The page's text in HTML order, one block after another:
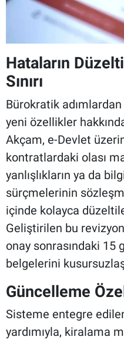
Hataların
Sınırı
Bürokratik
yeni özellikler
Akçam, e-Devlet
kontratlardaki olası
yanlışlıkların ya da
sürçmelerinin
içinde kolayca
Geliştirilen bu
onay sonrasındaki 15
belgelerini
Güncelleme
Sisteme entegre
yardımıyla, kiralama